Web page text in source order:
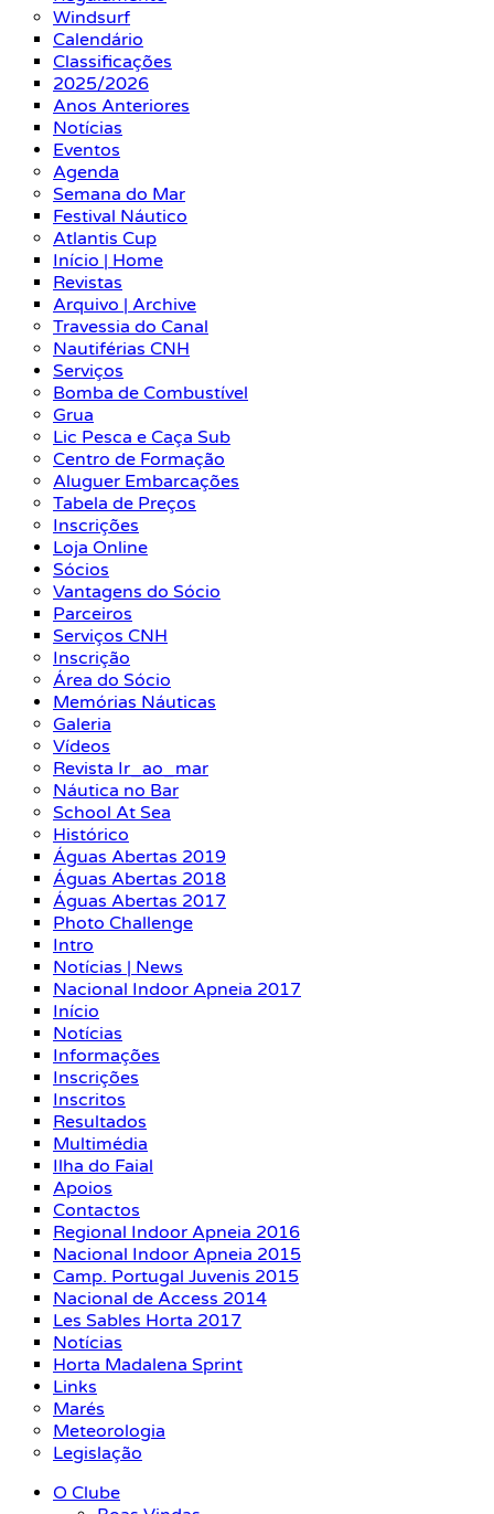
Windsurf
Calendário
Classificações
2025/2026
Anos Anteriores
Notícias
Eventos
Agenda
Semana do Mar
Festival Náutico
Atlantis Cup
Início | Home
Revistas
Arquivo | Archive
Travessia do Canal
Nautiférias CNH
Serviços
Bomba de Combustível
Grua
Lic Pesca e Caça Sub
Centro de Formação
Aluguer Embarcações
Tabela de Preços
Inscrições
Loja Online
Sócios
Vantagens do Sócio
Parceiros
Serviços CNH
Inscrição
Área do Sócio
Memórias Náuticas
Galeria
Vídeos
Revista Ir_ao_mar
Náutica no Bar
School At Sea
Histórico
Águas Abertas 2019
Águas Abertas 2018
Águas Abertas 2017
Photo Challenge
Intro
Notícias | News
Nacional Indoor Apneia 2017
Início
Notícias
Informações
Inscrições
Inscritos
Resultados
Multimédia
Ilha do Faial
Apoios
Contactos
Regional Indoor Apneia 2016
Nacional Indoor Apneia 2015
Camp. Portugal Juvenis 2015
Nacional de Access 2014
Les Sables Horta 2017
Notícias
Horta Madalena Sprint
Links
Marés
Meteorologia
Legislação
O Clube